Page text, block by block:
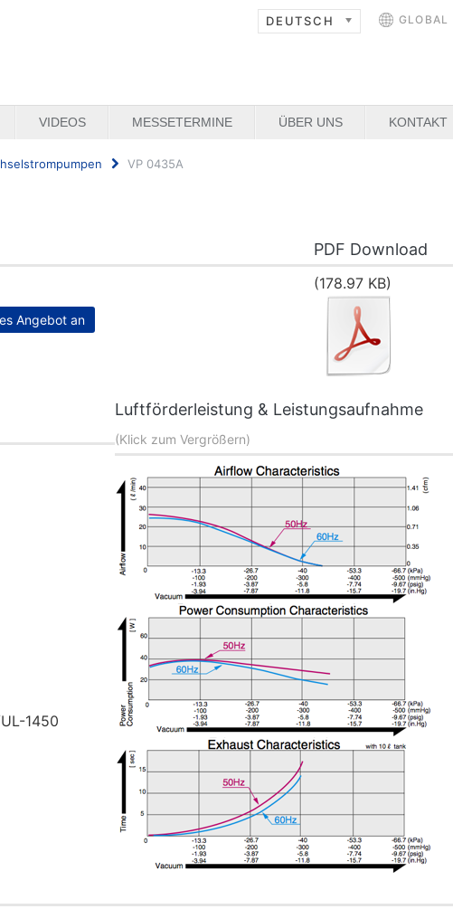
VIDEOS MESSETERMINE ÜBER UNS KONTAKT
GLOBAL
DEUTSCH
VP 0435A
Angebot an
PDF Download
(178.97 KB)
1450
Luftförderleistung & Leistungsaufnahme
(Klick zum Vergrößern)